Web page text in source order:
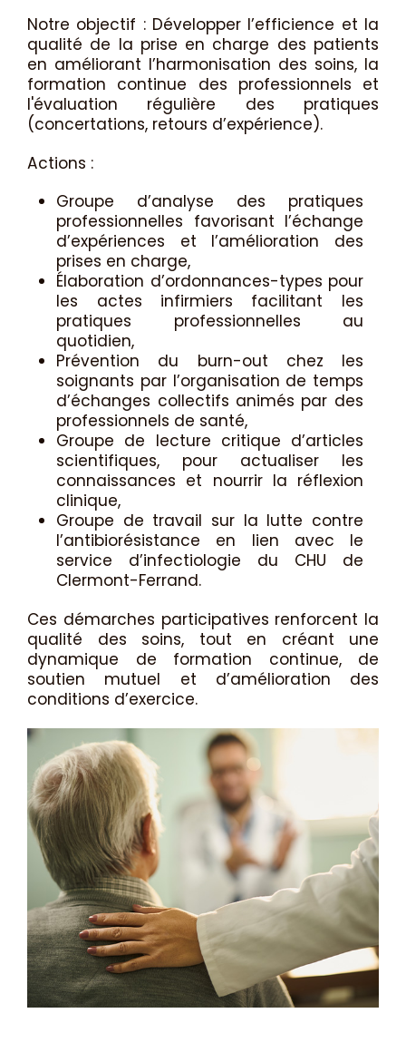
Notre objectif : Développer l’efficience et la
qualité de la prise en charge des patients
en améliorant l’harmonisation des soins, la
formation continue des professionnels et
l'évaluation régulière des pratiques
(concertations, retours d’expérience).
Actions :
Groupe d’analyse des pratiques
professionnelles favorisant l’échange
d’expériences et l’amélioration des
prises en charge,
Élaboration d’ordonnances-types pour
les actes infirmiers facilitant les
pratiques professionnelles au
quotidien,
Prévention du burn-out chez les
soignants par l’organisation de temps
d’échanges collectifs animés par des
professionnels de santé,
Groupe de lecture critique d’articles
scientifiques, pour actualiser les
connaissances et nourrir la réflexion
clinique,
Groupe de travail sur la lutte contre
l’antibiorésistance en lien avec le
service d’infectiologie du CHU de
Clermont-Ferrand.
Ces démarches participatives renforcent la
qualité des soins, tout en créant une
dynamique de formation continue, de
soutien mutuel et d’amélioration des
conditions d’exercice.